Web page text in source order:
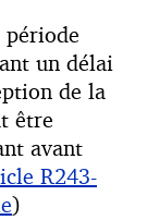
période
un délai
de la
être
avant
R243-
)